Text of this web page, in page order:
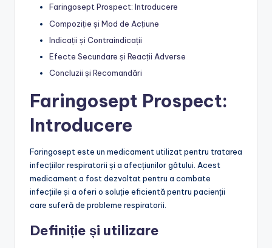
Faringosept Prospect: Introducere
Compoziție și Mod de Acțiune
Indicații și Contraindicații
Efecte Secundare și Reacții Adverse
Concluzii și Recomandări
Faringosept Prospect:
Introducere
Faringosept este un medicament utilizat pentru tratarea
infecțiilor respiratorii și a afecțiunilor gâtului. Acest
medicament a fost dezvoltat pentru a combate
infecțiile și a oferi o soluție eficientă pentru pacienții
care suferă de probleme respiratorii.
Definiție și utilizare